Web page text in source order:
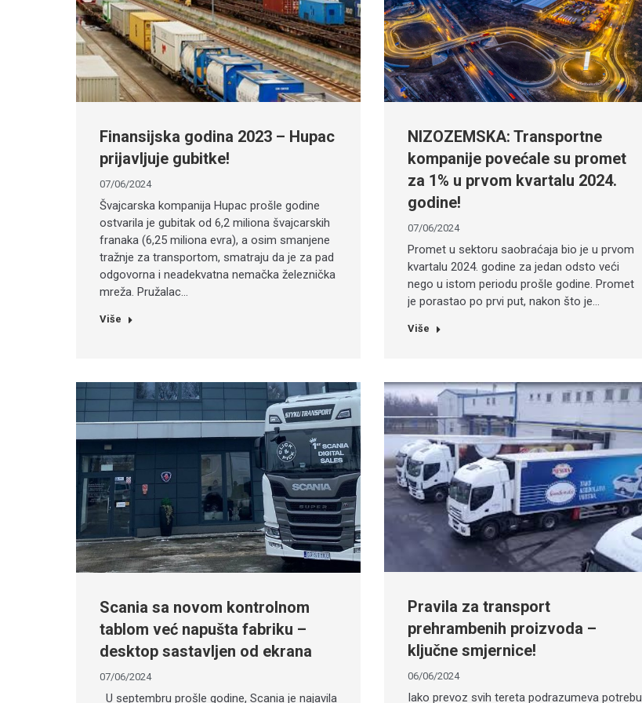
Finansijska godina 2023 – Hupac
prijavljuje gubitke!
07/06/2024
Švajcarska kompanija Hupac prošle godine
ostvarila je gubitak od 6,2 miliona švajcarskih
franaka (6,25 miliona evra), a osim smanjene
tražnje za transportom, smatraju da je za pad
odgovorna i neadekvatna nemačka železnička
mreža. Pružalac…
Više
NIZOZEMSKA: Transportne
kompanije povećale su promet
za 1% u prvom kvartalu 2024.
godine!
07/06/2024
Promet u sektoru saobraćaja bio je u prvom
kvartalu 2024. godine za jedan odsto veći
nego u istom periodu prošle godine. Promet
je porastao po prvi put, nakon što je…
Više
Scania sa novom kontrolnom
tablom već napušta fabriku –
desktop sastavljen od ekrana
07/06/2024
U septembru prošle godine, Scania je najavila
Pravila za transport
prehrambenih proizvoda –
ključne smjernice!
06/06/2024
Iako prevoz svih tereta podrazumeva potrebu